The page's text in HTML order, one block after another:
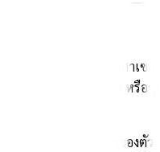
อน้ำร้อนเข้มข้น 60 องศาเซล
บ้าน มั่นใจได้ว่าชุดเด็กหรื
ฒนาขึ้นเพื่อลดความลึกของตั